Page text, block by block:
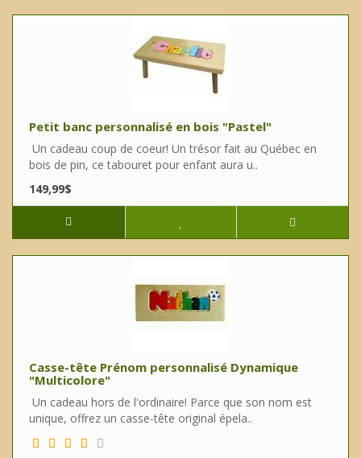
Petit banc personnalisé en bois "Pastel"
Un cadeau coup de coeur! Un trésor fait au Québec en
bois de pin, ce tabouret pour enfant aura u..
149,99$
Casse-tête Prénom personnalisé Dynamique
"Multicolore"
Un cadeau hors de l'ordinaire! Parce que son nom est
unique, offrez un casse-tête original épela..